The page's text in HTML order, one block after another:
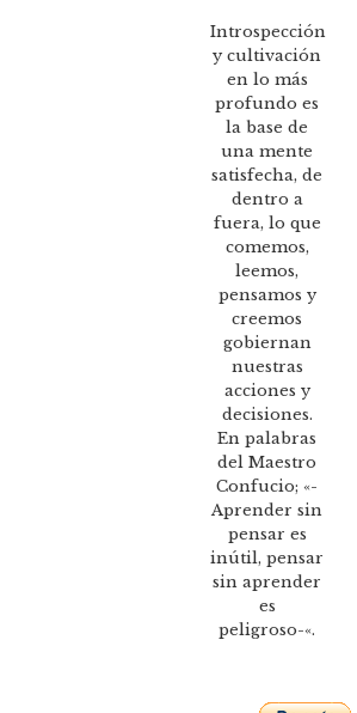
Introspección
y cultivación
en lo más
profundo es
la base de
una mente
satisfecha, de
dentro a
fuera, lo que
comemos,
leemos,
pensamos y
creemos
gobiernan
nuestras
acciones y
decisiones.
En palabras
del Maestro
Confucio; «-
Aprender sin
pensar es
inútil, pensar
sin aprender
es
peligroso-«.